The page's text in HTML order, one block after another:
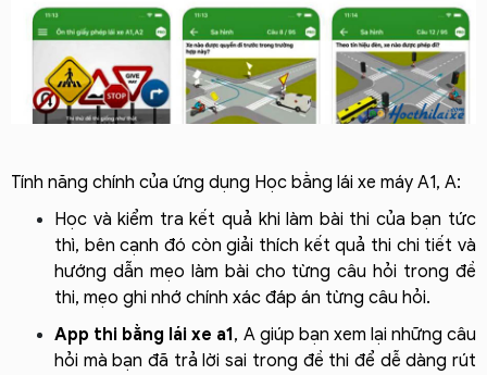
Tính năng chính của ứng dụng Học bằng lái xe máy A1, A:
Học và kiểm tra kết quả khi làm bài thi của bạn tức
thì, bên cạnh đó còn giải thích kết quả thi chi tiết và
hướng dẫn mẹo làm bài cho từng câu hỏi trong đề
thi, mẹo ghi nhớ chính xác đáp án từng câu hỏi.
App thi bằng lái xe a1, A giúp bạn xem lại những câu
hỏi mà bạn đã trả lời sai trong đề thi để dễ dàng rút